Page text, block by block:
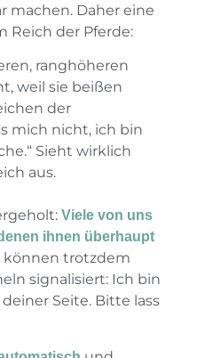
machen. Daher eine
Reich der Pferde:
ranghöheren
weil sie beißen
der
mich nicht, ich bin
Sieht wirklich
aus.
Viele von uns
ihnen überhaupt
können trotzdem
signalisiert: Ich bin
Seite. Bitte lass